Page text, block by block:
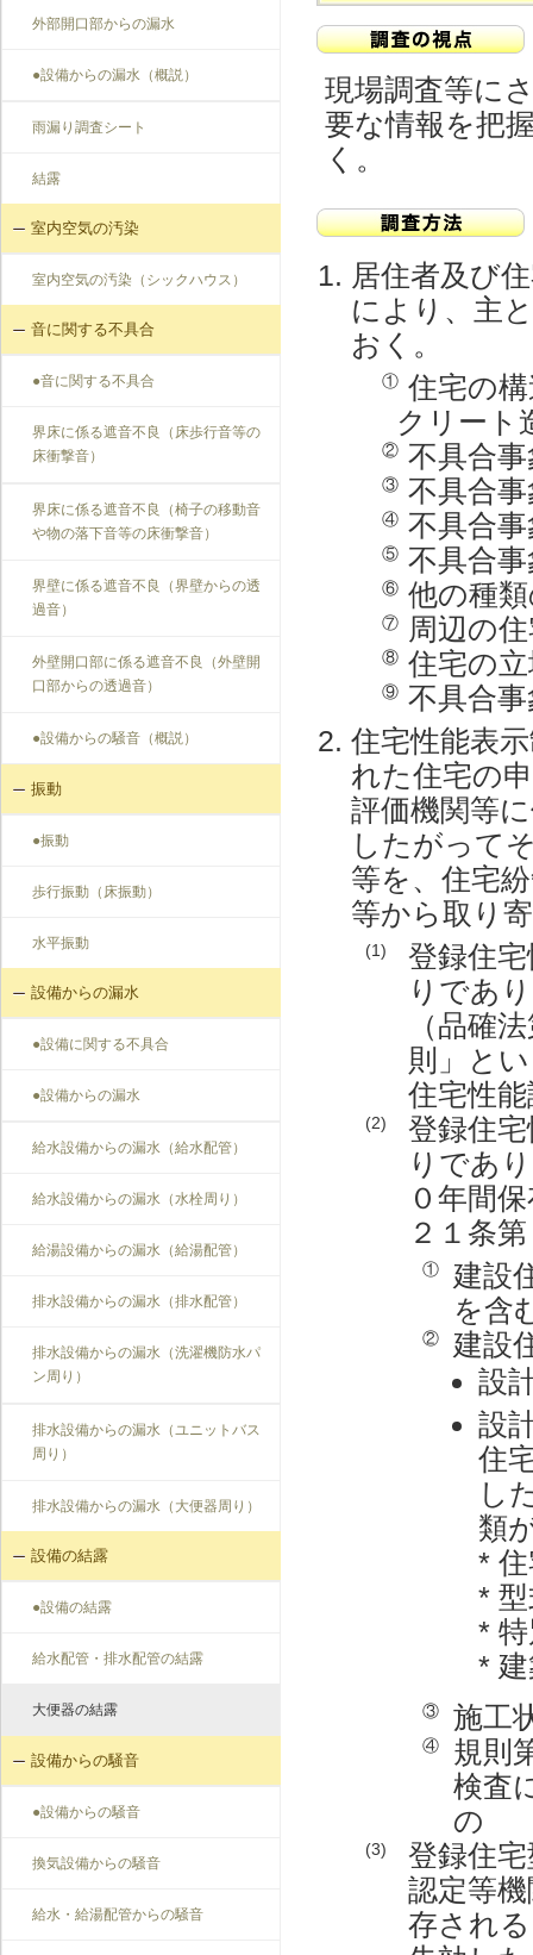
外部開口部からの漏水
●設備からの漏水（概説）
雨漏り調査シート
結露
室内空気の汚染
室内空気の汚染（シックハウス）
音に関する不具合
●音に関する不具合
界床に係る遮音不良（床歩行音等の
床衝撃音）
界床に係る遮音不良（椅子の移動音
や物の落下音等の床衝撃音）
界壁に係る遮音不良（界壁からの透
過音）
外壁開口部に係る遮音不良（外壁開
口部からの透過音）
●設備からの騒音（概説）
振動
●振動
歩行振動（床振動）
水平振動
設備からの漏水
●設備に関する不具合
●設備からの漏水
給水設備からの漏水（給水配管）
給水設備からの漏水（水栓周り）
給湯設備からの漏水（給湯配管）
排水設備からの漏水（排水配管）
排水設備からの漏水（洗濯機防水パ
ン周り）
排水設備からの漏水（ユニットバス
周り）
排水設備からの漏水（大便器周り）
設備の結露
●設備の結露
給水配管・排水配管の結露
大便器の結露
設備からの騒音
●設備からの騒音
換気設備からの騒音
給水・給湯配管からの騒音
現場調査等に
要な情報を把
く。
居住者及び
により、主
おく。
① 住宅の
クリート
② 不具合
③ 不具合
④ 不具合
⑤ 不具合
⑥ 他の種
⑦ 周辺の
⑧ 住宅の
⑨ 不具合
住宅性能表
れた住宅の
評価機関等
したがって
等を、住宅
等から取り
(1)
登録住
りであ
（品確
則」と
住宅性
(2)
登録住
りであ
０年間
２１条
①
建設
を含
②
建設
設
設
住
し
類
*
*
*
*
③ 施工
④
規則
検査
の
(3)
登録住
認定等
存され